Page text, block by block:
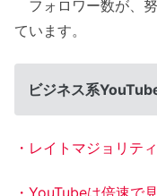
フォロワー数が、
ています。
ビジネス系
・レイトマジョリテ